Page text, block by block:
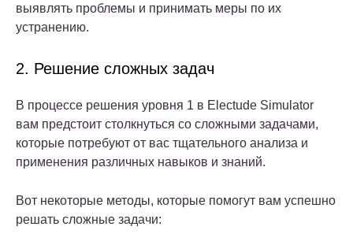
выявлять проблемы и принимать меры по их
устранению.
2. Решение сложных задач
В процессе решения уровня 1 в Electude Simulator
вам предстоит столкнуться со сложными задачами,
которые потребуют от вас тщательного анализа и
применения различных навыков и знаний.
Вот некоторые методы, которые помогут вам успешно
решать сложные задачи: